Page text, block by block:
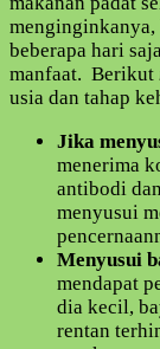
beberapa hari
manfaat. Berikut
usia dan tahap
Jika
menerima
antibodi
menyusui
Menyusui
mendapat
dia kecil,
rentan